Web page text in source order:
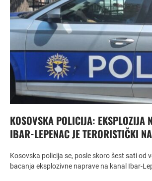
KOSOVSKA POLICIJA: EKSPLOZIJA
IBAR-LEPENAC JE TERORISTIČKI
Kosovska policija se, posle skoro šest sati od
bacanja eksplozivne naprave na kanal Ibar-